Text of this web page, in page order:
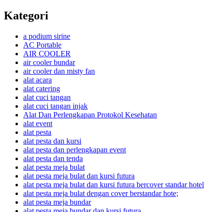
Kategori
a podium sirine
AC Portable
AIR COOLER
air cooler bundar
air cooler dan misty fan
alat acara
alat catering
alat cuci tangan
alat cuci tangan injak
Alat Dan Perlengkapan Protokol Kesehatan
alat event
alat pesta
alat pesta dan kursi
alat pesta dan perlengkapan event
alat pesta dan tenda
alat pesta meja bulat
alat pesta meja bulat dan kursi futura
alat pesta meja bulat dan kursi futura bercover standar hotel
alat pesta meja bulat dengan cover berstandar hote;
alat pesta meja bundar